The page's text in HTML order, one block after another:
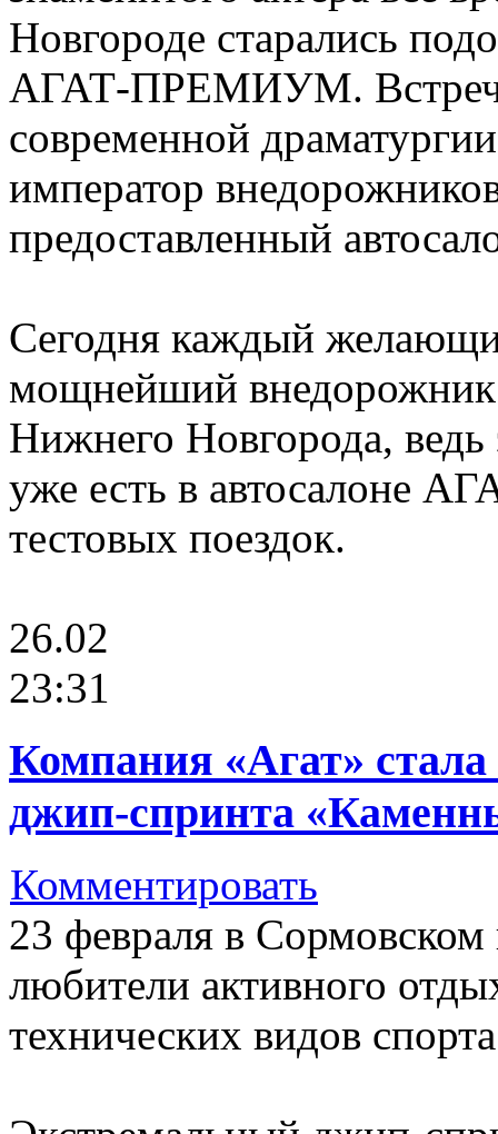
Новгороде старались
АГАТ-ПРЕМИУМ.
современной
император
предоставленный
Сегодня каждый
мощнейший
Нижнего Новгорода, ведь
уже есть в автосалоне
тестовых поездок.
26.02
23:31
Компания «Агат»
джип-спринта
Комментировать
23 февраля в Сормовском
любители активного
технических видов